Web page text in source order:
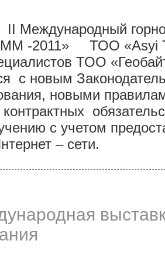
Международный
-2011» ТОО «Asyi
ТОО
с новым
новыми
с учетом
– сети.